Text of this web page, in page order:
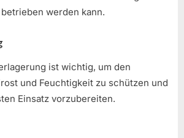
werden kann.
ist wichtig, um den
und Feuchtigkeit zu schützen und
Einsatz vorzubereiten.